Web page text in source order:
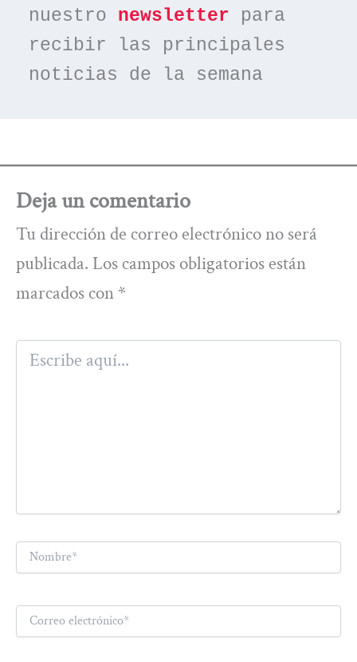
nuestro newsletter para
recibir las principales
noticias de la semana
Deja un comentario
Tu dirección de correo electrónico no será
publicada. Los campos obligatorios están
marcados con *
Escribe
aquí...
Nombre*
Correo
electrónico*